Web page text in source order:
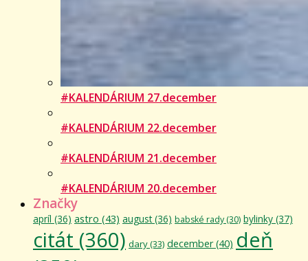
#KALENDÁRIUM 27.december
#KALENDÁRIUM 22.december
#KALENDÁRIUM 21.december
#KALENDÁRIUM 20.december
Značky
apríl (36) astro (43) august(36) babské rady (30) bylinky (37)
citát (360) dary(33) december(40) deň